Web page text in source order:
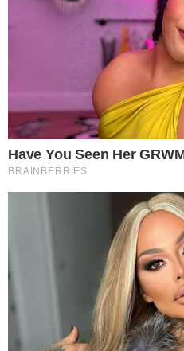
O empresário Joaquim
onde é realizada a
imóvel completamente
"Essa casa tem muitas
morando nela. Aqui eu fiz os
filhas. Aqui eu fiz o
os 90 anos do meu saudoso
muitas lembranças dos
memoráveis. Foi uma
fizeram aqui, onde
aproveitou espaços da
transformação total da
conheci a CasaCor de
mais bonita. A arquitetura
arquitetos de renome que
exposições", disse o